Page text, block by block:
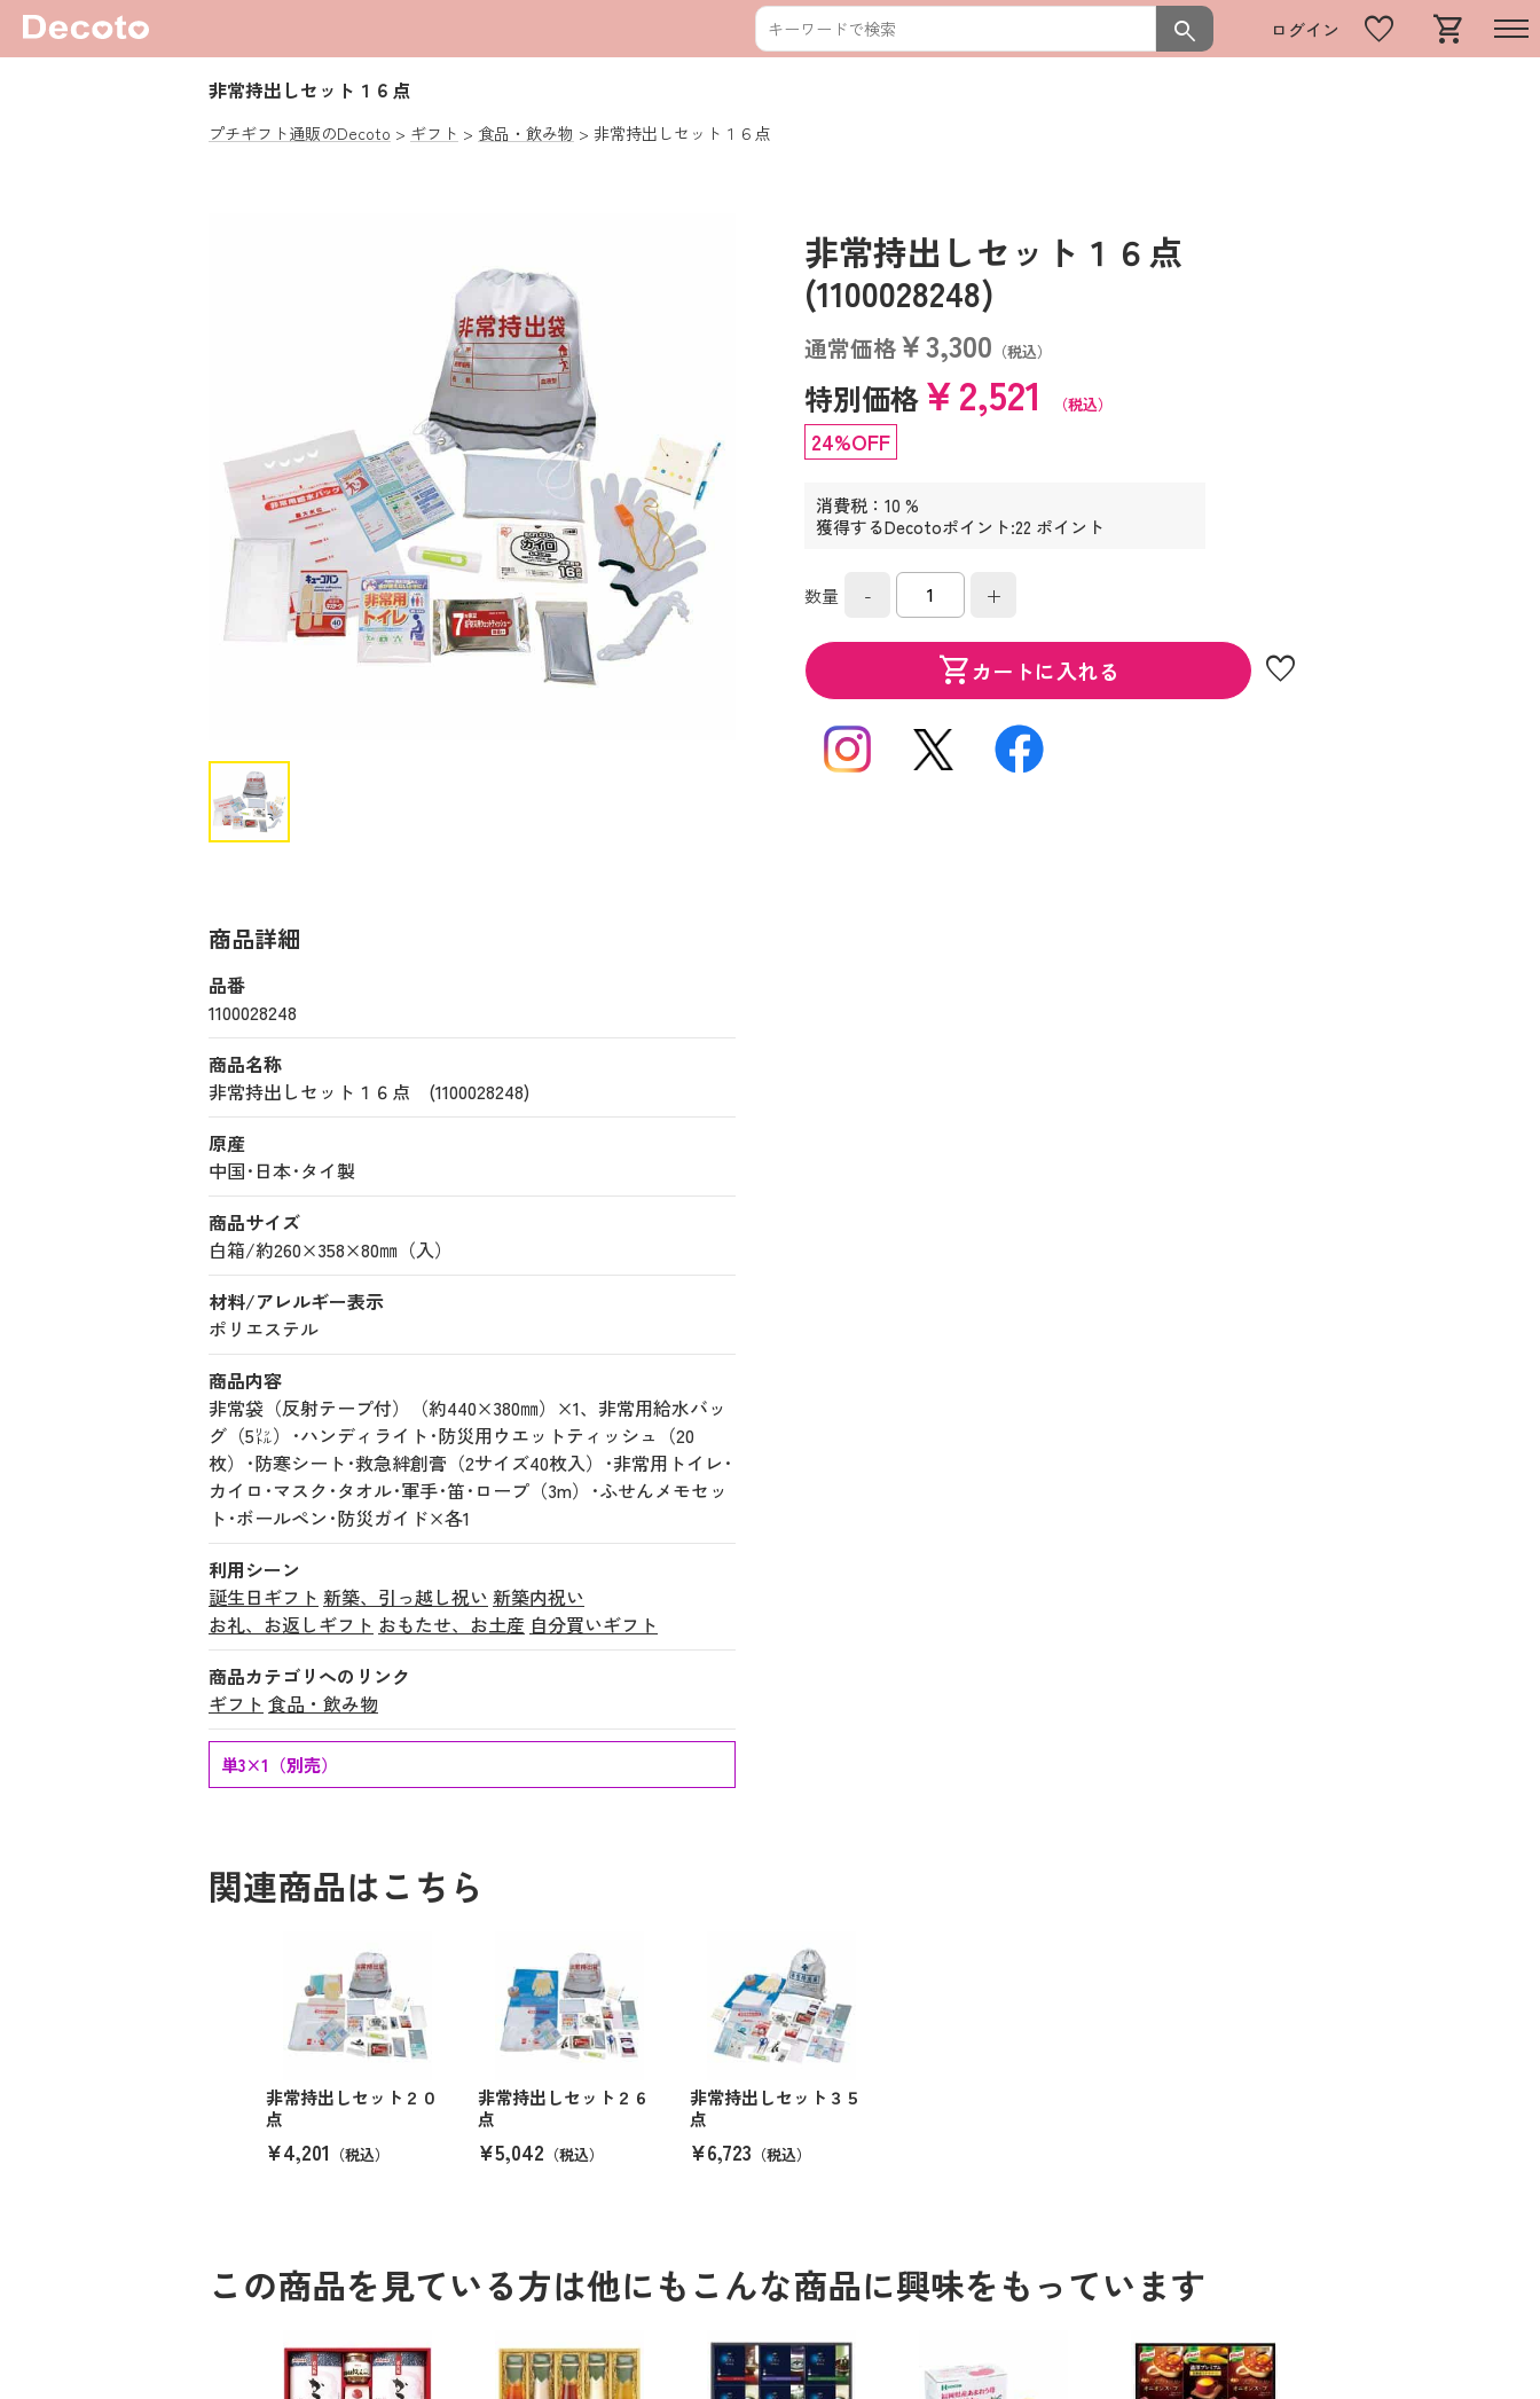
search ログイン favorite shopping_cart
非常持出しセット１６点
プチギフト通販のDecoto ギフト 食品・飲み物 非常持出しセット１６点
非常持出しセット１６点
(1100028248)
通常価格￥3,300 （税込）
特別価格￥2,521 （税込）
24%OFF
消費税：10 %
獲得するDecotoポイント:22 ポイント
数量 - +
shopping_cartカートに入れる favorite
商品詳細
品番
1100028248
商品名称
非常持出しセット１６点 (1100028248)
原産
中国･日本･タイ製
商品サイズ
白箱/約260×358×80㎜（入）
材料/アレルギー表示
ポリエステル
商品内容
非常袋（反射テープ付）（約440×380㎜）×1、非常用給水バッ
グ（5㍑）･ハンディライト･防災用ウエットティッシュ（20
枚）･防寒シート･救急絆創膏（2サイズ40枚入）･非常用トイレ･
カイロ･マスク･タオル･軍手･笛･ロープ（3m）･ふせんメモセッ
ト･ボールペン･防災ガイド×各1
利用シーン
誕生日ギフト 新築、引っ越し祝い 新築内祝い
お礼、お返しギフト おもたせ、お土産 自分買いギフト
商品カテゴリへのリンク
ギフト 食品・飲み物
単3×1（別売）
関連商品はこちら
非常持出しセット２０
点
¥4,201 （税込）
非常持出しセット２６
点
¥5,042 （税込）
非常持出しセット３５
点
¥6,723 （税込）
この商品を見ている方は他にもこんな商品に興味をもっています